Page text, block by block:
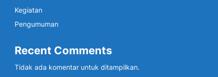
Kegiatan
Pengumuman
Recent Comments
Tidak ada komentar untuk ditampilkan.